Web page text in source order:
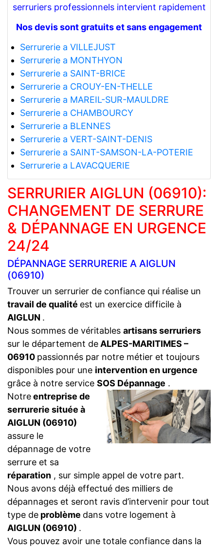
serruriers professionnels intervient rapidement
Nos devis sont gratuits et sans engagement
Serrurerie a VILLEJUST
Serrurerie a MONTHYON
Serrurerie a SAINT-BRICE
Serrurerie a CROUY-EN-THELLE
Serrurerie a MAREIL-SUR-MAULDRE
Serrurerie a CHAMBOURCY
Serrurerie a BLENNES
Serrurerie a VERT-SAINT-DENIS
Serrurerie a SAINT-SAMSON-LA-POTERIE
Serrurerie a LAVACQUERIE
SERRURIER AIGLUN (06910):
CHANGEMENT DE SERRURE
& DÉPANNAGE EN URGENCE
24/24
DÉPANNAGE SERRURERIE A AIGLUN
(06910)
Trouver un serrurier de confiance qui réalise un
travail de qualité est un exercice difficile à
AIGLUN .
Nous sommes de véritables artisans serruriers
sur le département deALPES-MARITIMES –
06910 passionnés par notre métier et toujours
disponibles pour une intervention en urgence
grâce à notre service SOS Dépannage .
Notreentreprise de
serrurerie située à
AIGLUN (06910)
assure le
dépannage de votre
serrure et sa
réparation , sur simple appel de votre part.
Nous avons déjà effectué des milliers de
dépannages et seront ravis d’intervenir pour tout
type de problème dans votre logement à
AIGLUN (06910) .
Vous pouvez avoir une totale confiance dans la